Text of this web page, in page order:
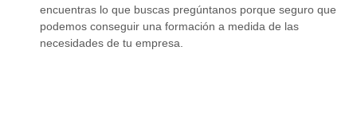
encuentras lo que buscas pregúntanos porque seguro que
podemos conseguir una formación a medida de las
necesidades de tu empresa.